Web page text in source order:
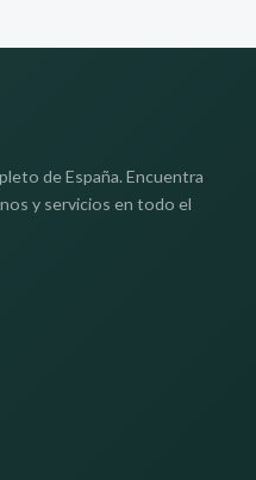
de España. Encuentra
y servicios en todo el